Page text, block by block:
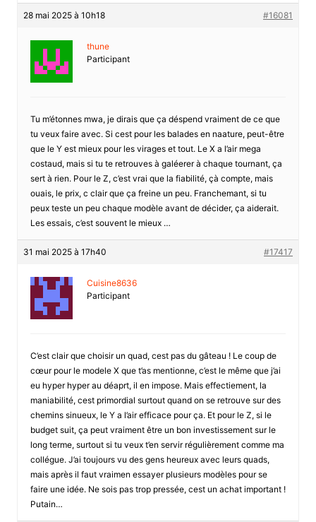
28 mai 2025 à 10h18 #16081
thune
Participant
Tu m’étonnes mwa, je dirais que ça déspend vraiment de ce que
tu veux faire avec. Si cest pour les balades en naature, peut-être
que le Y est mieux pour les virages et tout. Le X a l’air mega
costaud, mais si tu te retrouves à galéerer à chaque tournant, ça
sert à rien. Pour le Z, c’est vrai que la fiabilité, çà compte, mais
ouais, le prix, c clair que ça freine un peu. Franchemant, si tu
peux teste un peu chaque modèle avant de décider, ça aiderait.
Les essais, c’est souvent le mieux …
31 mai 2025 à 17h40 #17417
Cuisine8636
Participant
C’est clair que choisir un quad, cest pas du gâteau ! Le coup de
cœur pour le modele X que t’as mentionne, c’est le même que j’ai
eu hyper hyper au déaprt, il en impose. Mais effectiement, la
maniabilité, cest primordial surtout quand on se retrouve sur des
chemins sinueux, le Y a l’air efficace pour ça. Et pour le Z, si le
budget suit, ça peut vraiment être un bon investissement sur le
long terme, surtout si tu veux t’en servir régulièrement comme ma
collégue. J’ai toujours vu des gens heureux avec leurs quads,
mais après il faut vraimen essayer plusieurs modèles pour se
faire une idée. Ne sois pas trop pressée, cest un achat important !
Putain…